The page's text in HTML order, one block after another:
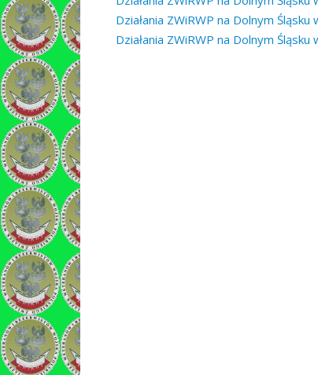
Działania ZWiRWP na Dolnym Śląsku
Działania ZWiRWP na Dolnym Śląsku